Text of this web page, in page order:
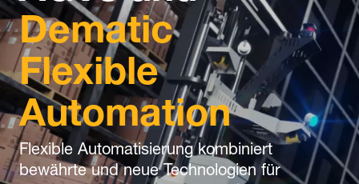
Dematic
Flexible
Automation
Flexible Automatisierung kombiniert
bewährte und neue Technologien für